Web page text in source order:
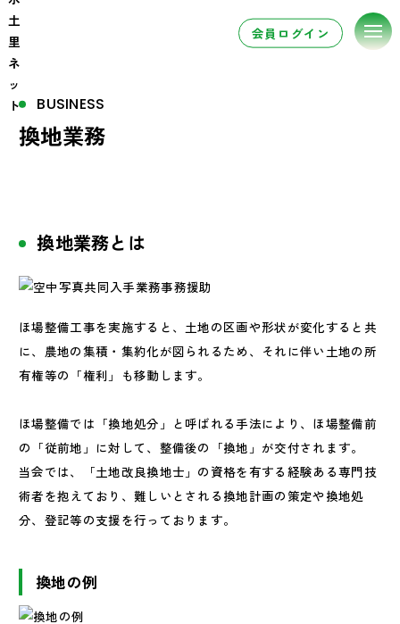
会員ログイン
BUSINESS
換地業務
換地業務とは
ほ場整備工事を実施すると、土地の区画や形状が変化すると共
に、農地の集積・集約化が図られるため、それに伴い土地の所
有権等の「権利」も移動します。
ほ場整備では「換地処分」と呼ばれる手法により、ほ場整備前
の「従前地」に対して、整備後の「換地」が交付されます。
当会では、「土地改良換地士」の資格を有する経験ある専門技
術者を抱えており、難しいとされる換地計画の策定や換地処
分、登記等の支援を行っております。
換地の例